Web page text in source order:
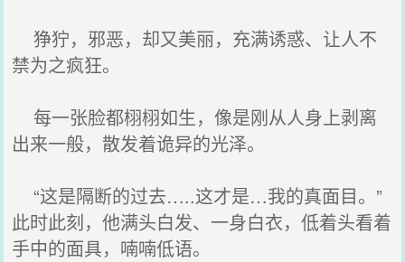
狰狞，邪恶，却又美丽，充满诱惑、让人不
禁为之疯狂。
每一张脸都栩栩如生，像是刚从人身上剥离
出来一般，散发着诡异的光泽。
“这是隔断的过去…..这才是…我的真面目。”
此时此刻，他满头白发、一身白衣，低着头看着
手中的面具，喃喃低语。